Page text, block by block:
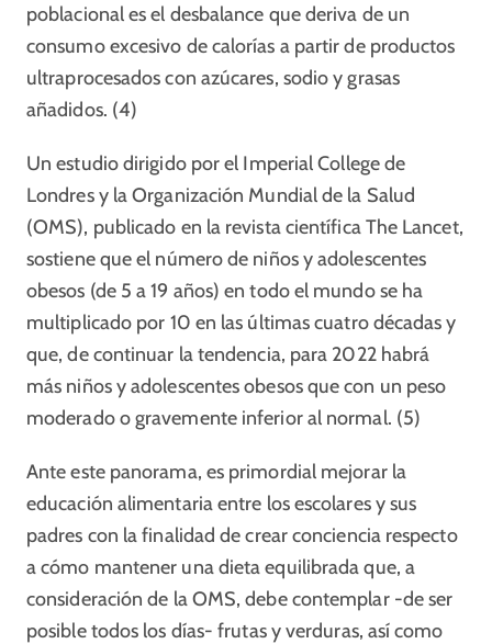
poblacional es el desbalance que deriva de un
consumo excesivo de calorías a partir de productos
ultraprocesados con azúcares, sodio y grasas
añadidos. (4)
Un estudio dirigido por el Imperial College de
Londres y la Organización Mundial de la Salud
(OMS), publicado en la revista científica The Lancet,
sostiene que el número de niños y adolescentes
obesos (de 5 a 19 años) en todo el mundo se ha
multiplicado por 10 en las últimas cuatro décadas y
que, de continuar la tendencia, para 2022 habrá
más niños y adolescentes obesos que con un peso
moderado o gravemente inferior al normal. (5)
Ante este panorama, es primordial mejorar la
educación alimentaria entre los escolares y sus
padres con la finalidad de crear conciencia respecto
a cómo mantener una dieta equilibrada que, a
consideración de la OMS, debe contemplar -de ser
posible todos los días- frutas y verduras, así como